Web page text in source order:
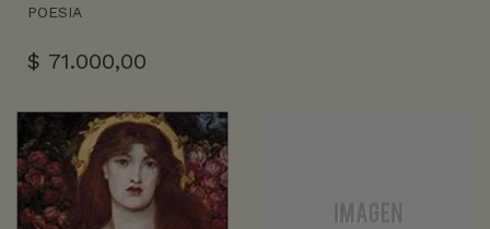
POESIA
$ 71.000,00